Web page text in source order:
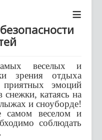
≡
веселых и
зрения отдыха
эмоций
катаясь на
и сноуборде!
веселом и
соблюдать